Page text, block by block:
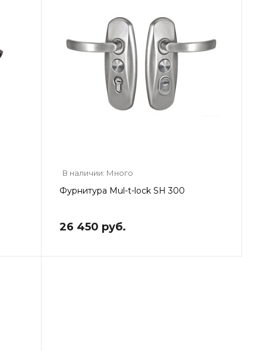
В наличии: Много
Фурнитура Mul-t-lock SH 300
26 450 руб.